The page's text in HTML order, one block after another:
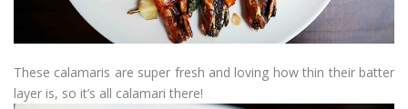
These calamaris are super fresh and loving how thin their batter
layer is, so it’s all calamari there!